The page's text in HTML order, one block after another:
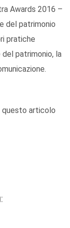
Awards 2016 –
del patrimonio
pratiche
patrimonio, la
questo articolo